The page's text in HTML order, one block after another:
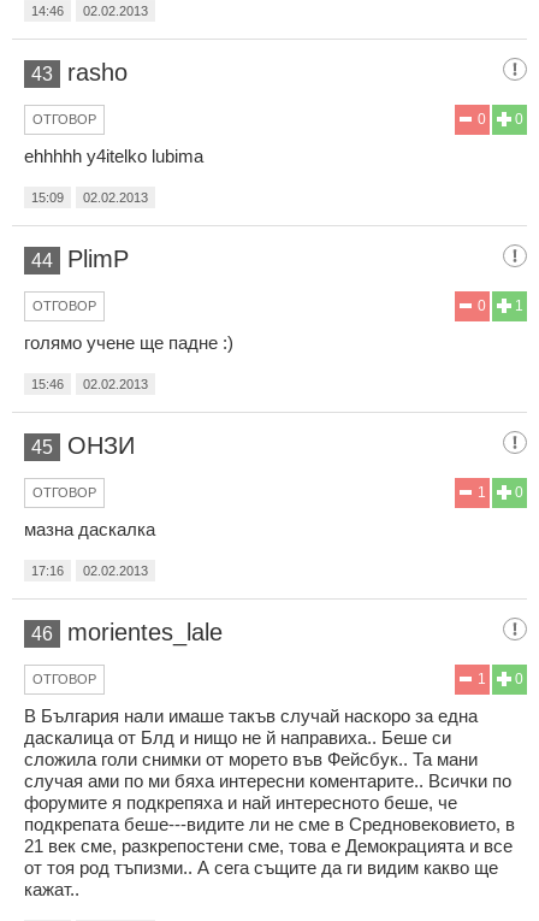
14:46 02.02.2013
43 rasho
0
0
ОТГОВОР
ehhhhh y4itelko lubima
15:09 02.02.2013
44 PlimP
1
0
ОТГОВОР
голямо учене ще падне :)
15:46 02.02.2013
45 ОНЗИ
0
1
ОТГОВОР
мазна даскалка
17:16 02.02.2013
46 morientes_lale
0
1
ОТГОВОР
В България нали имаше такъв случай наскоро за една
даскалица от Блд и нищо не й направиха.. Беше си
сложила голи снимки от морето във Фейсбук.. Та мани
случая ами по ми бяха интересни коментарите.. Всички по
форумите я подкрепяха и най интересното беше, че
подкрепата беше---видите ли не сме в Средновековието, в
21 век сме, разкрепостени сме, това е Демокрацията и все
от тоя род тъпизми.. А сега същите да ги видим какво ще
кажат..